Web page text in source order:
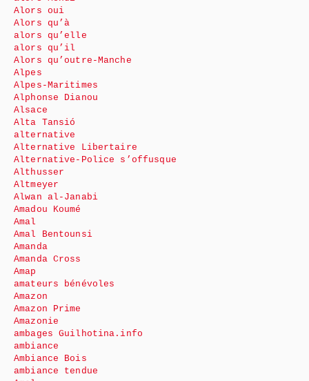
Alors oui
Alors qu’à
alors qu’elle
alors qu’il
Alors qu’outre-Manche
Alpes
Alpes-Maritimes
Alphonse Dianou
Alsace
Alta Tansió
alternative
Alternative Libertaire
Alternative-Police s’offusque
Althusser
Altmeyer
Alwan al-Janabi
Amadou Koumé
Amal
Amal Bentounsi
Amanda
Amanda Cross
Amap
amateurs bénévoles
Amazon
Amazon Prime
Amazonie
ambages Guilhotina.info
ambiance
Ambiance Bois
ambiance tendue